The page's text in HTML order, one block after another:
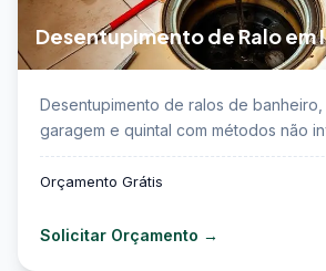
Desentupimento de Ralo em
Interlagos →
Desentupimento de ralos de banheiro,
garagem e quintal com métodos não
Orçamento Grátis
Solicitar Orçamento →